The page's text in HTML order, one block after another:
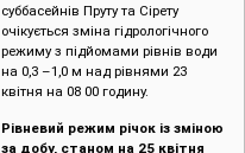
суббасейнів Пруту та Сірету
очікується зміна гідрологічного
режиму з підйомами рівнів води
на 0,3 –1,0 м над рівнями 23
квітня на 08 00 годину.
Рівневий режим річок із зміною
за добу, станом на 25 квітня